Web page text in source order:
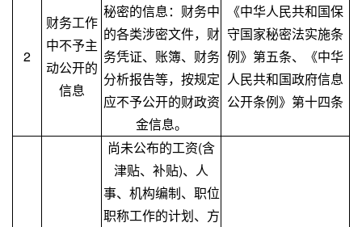
2
财务工作
中不予主
动公开的
信息
秘密的信息：财务中
的各类涉密文件，财
务凭证、账簿、财务
分析报告等，按规定
应不予公开的财政资
金信息。
《中华人民共和国保
守国家秘密法实施条
例》第五条、《中华
人民共和国政府信息
公开条例》第十四条
尚未公布的工资(含
津贴、补贴)、人
事、机构编制、职位
职称工作的计划、方